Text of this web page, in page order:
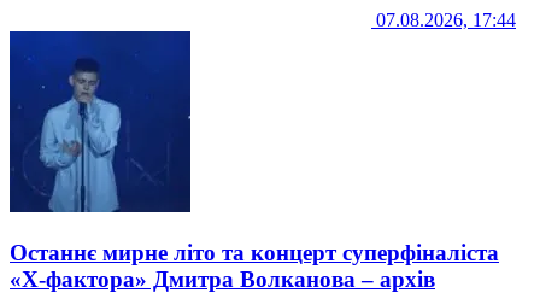
07.08.2026, 17:44
Останнє мирне літо та концерт суперфіналіста
«Х-фактора» Дмитра Волканова – архів